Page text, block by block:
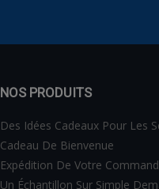
NOS PRODUITS
Des Idées Cadeaux Pour Les
Cadeau De Bienvenue
Expédition De Votre
Un Échantillon Sur Simple